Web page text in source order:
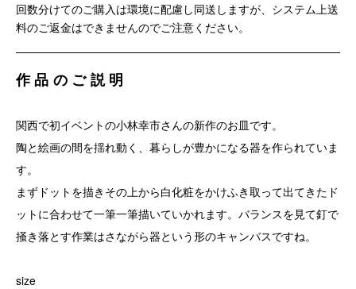
回数分けてのご購入は環境に配慮し同送しますが、システム上送
料のご返金はできませんのでご注意ください。
作品のご説明
関西で初イベントの小林幸市さんの新作のお皿です。
陶と絵画の間を揺れ動く、暮らしが豊かになる器を作られていま
す。
まずドットを描きその上から白化粧をかけふき取って出てきたド
ットに合わせて一筆一筆描いていかれます。バランスを見て釘で
掻き落とす作業はさながら器という形のキャンバスですね。
size